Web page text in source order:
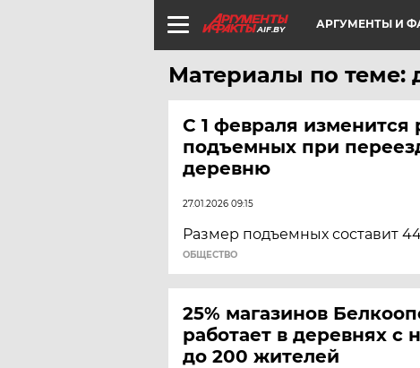
AIF.BY АРГУМЕНТЫ И
Материалы по теме:
С 1 февраля изменится
подъемных при
деревню
27.01.2026 09:15
Размер подъемных составит
ОБЩЕСТВО
25% магазинов
работает в деревнях с
до 200 жителей